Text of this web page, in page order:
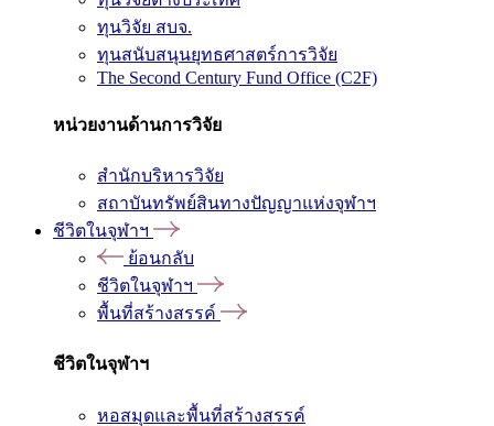
ทุนวิจัย สบจ.
ทุนสนับสนุนยุทธศาสตร์การวิจัย
The Second Century Fund Office (C2F)
หน่วยงานด้านการวิจัย
สำนักบริหารวิจัย
สถาบันทรัพย์สินทางปัญญาแห่งจุฬาฯ
ชีวิตในจุฬาฯ
ย้อนกลับ
ชีวิตในจุฬาฯ
พื้นที่สร้างสรรค์
ชีวิตในจุฬาฯ
หอสมุดและพื้นที่สร้างสรรค์